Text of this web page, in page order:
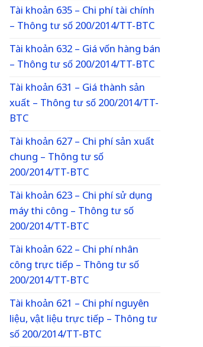
Tài khoản 635 – Chi phí tài chính
– Thông tư số 200/2014/TT-BTC
Tài khoản 632 – Giá vốn hàng bán
– Thông tư số 200/2014/TT-BTC
Tài khoản 631 – Giá thành sản
xuất – Thông tư số 200/2014/TT-
BTC
Tài khoản 627 – Chi phí sản xuất
chung – Thông tư số
200/2014/TT-BTC
Tài khoản 623 – Chi phí sử dụng
máy thi công – Thông tư số
200/2014/TT-BTC
Tài khoản 622 – Chi phí nhân
công trực tiếp – Thông tư số
200/2014/TT-BTC
Tài khoản 621 – Chi phí nguyên
liệu, vật liệu trực tiếp – Thông tư
số 200/2014/TT-BTC